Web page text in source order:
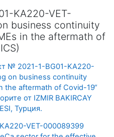
KA220-VET-
business continuity
in the aftermath of
№ 2021-1-BG01-KA220-
on business continuity
the aftermath of Covid-19“
от IZMIR BAKIRCAY
Турция.
VET-000089399